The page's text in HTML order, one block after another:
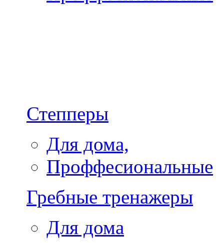
Степперы
Для дома,
Проффесиональные
Гребные тренажеры
Для дома